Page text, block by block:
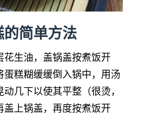
简单方法
花生油，盖锅盖按煮饭开
糕糊缓缓倒入锅中，用汤
几下以使其平整（很烫，
盖上锅盖，再度按煮饭开